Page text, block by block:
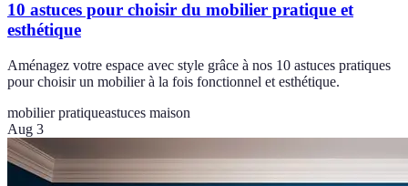
10 astuces pour choisir du mobilier pratique et
esthétique
Aménagez votre espace avec style grâce à nos 10 astuces pratiques
pour choisir un mobilier à la fois fonctionnel et esthétique.
mobilier pratiqueastuces maison
Aug 3